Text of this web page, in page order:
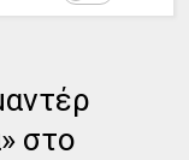
στο